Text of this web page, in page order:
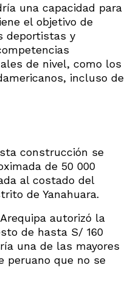
una capacidad para
el objetivo de
deportistas y
de nivel, como los
incluso de
construcción se
de 50 000
al costado del
de Yanahuara.
autorizó la
de hasta S/ 160
una de las mayores
peruano que no se